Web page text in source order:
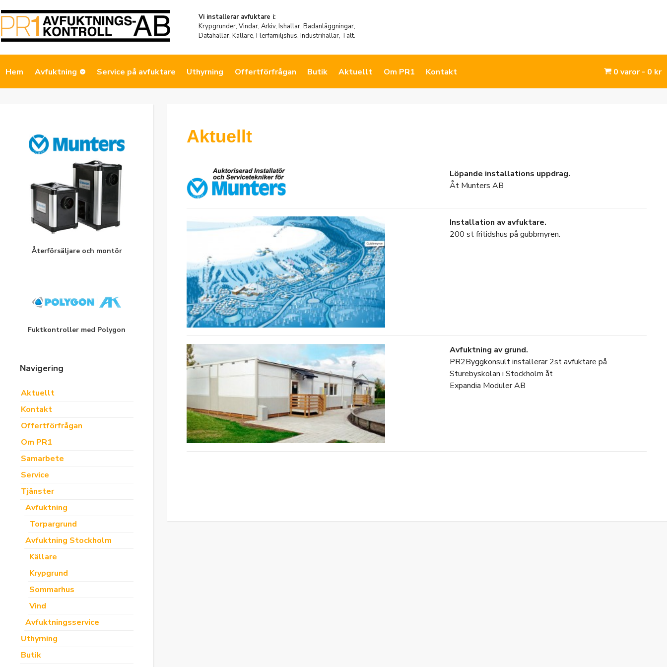
Vi installerar avfuktare i:
Krypgrunder, Vindar, Arkiv, Ishallar, Badanläggningar,
Datahallar, Källare, Flerfamiljshus, Industrihallar, Tält.
Hem Avfuktning Service på avfuktare Uthyrning Offertförfrågan Butik Aktuellt Om PR1 Kontakt 0 varor 0 kr
Aktuellt
Löpande installations uppdrag.
Åt Munters AB
Installation av avfuktare.
200 st fritidshus på gubbmyren.
Avfuktning av grund.
PR2Byggkonsult installerar 2st avfuktare på
Sturebyskolan i Stockholm åt
Expandia Moduler AB
Återförsäljare och montör
Fuktkontroller med Polygon
Navigering
Aktuellt
Kontakt
Offertförfrågan
Om PR1
Samarbete
Service
Tjänster
Avfuktning
Torpargrund
Avfuktning Stockholm
Källare
Krypgrund
Sommarhus
Vind
Avfuktningsservice
Uthyrning
Butik